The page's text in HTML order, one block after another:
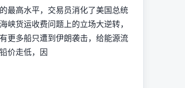
最高水平，交易员消化了美国总统
峡货运收费问题上的立场大逆转，
更多船只遭到伊朗袭击，给能源流
价走低，因